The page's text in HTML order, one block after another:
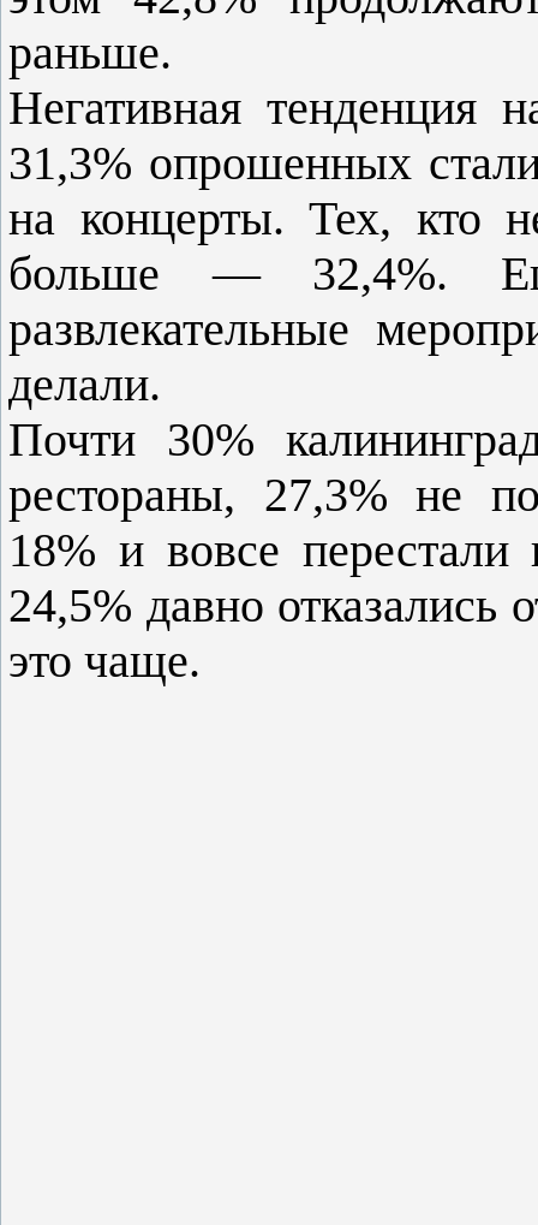
раньше.
Негативная тенденция
31,3% опрошенных
на концерты. Тех, кто
больше — 32,4%.
развлекательные
делали.
Почти 30%
рестораны, 27,3% не
18% и вовсе
24,5% давно отказались
это чаще.